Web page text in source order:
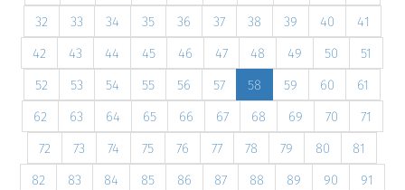
32
33 34 35 36 37 38 39 40
41
42
43 44 45 46 47 48 49 50
51
52
53 54 55 56 57 58 59 60
61
62
63 64 65 66 67 68 69 70
71
72
73 74 75 76 77 78 79 80
81
82
83 84 85 86 87 88 89 90
91